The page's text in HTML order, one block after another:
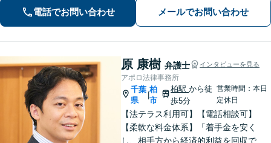
す。おひとりで悩まず、弁護士にご相
談ください。前向きな一歩を踏み出せ
電話でお問い合わせ メールでお問い合わせ
原 康樹 弁護士 インタビューを見る
アポロ法律事務所
千葉
県
|
柏
市
柏駅から徒
歩5分
営業時間：本日
定休日
【法テラス利用可】【電話相談可】
【柔軟な料金体系】「着手金を安く
し、相手方から経済的利益を回収でき